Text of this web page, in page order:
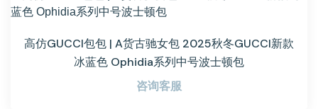
高仿GUCCI包包 | A货古驰女包 2025秋冬GUCCI新款
冰蓝色 Ophidia系列中号波士顿包
咨询客服